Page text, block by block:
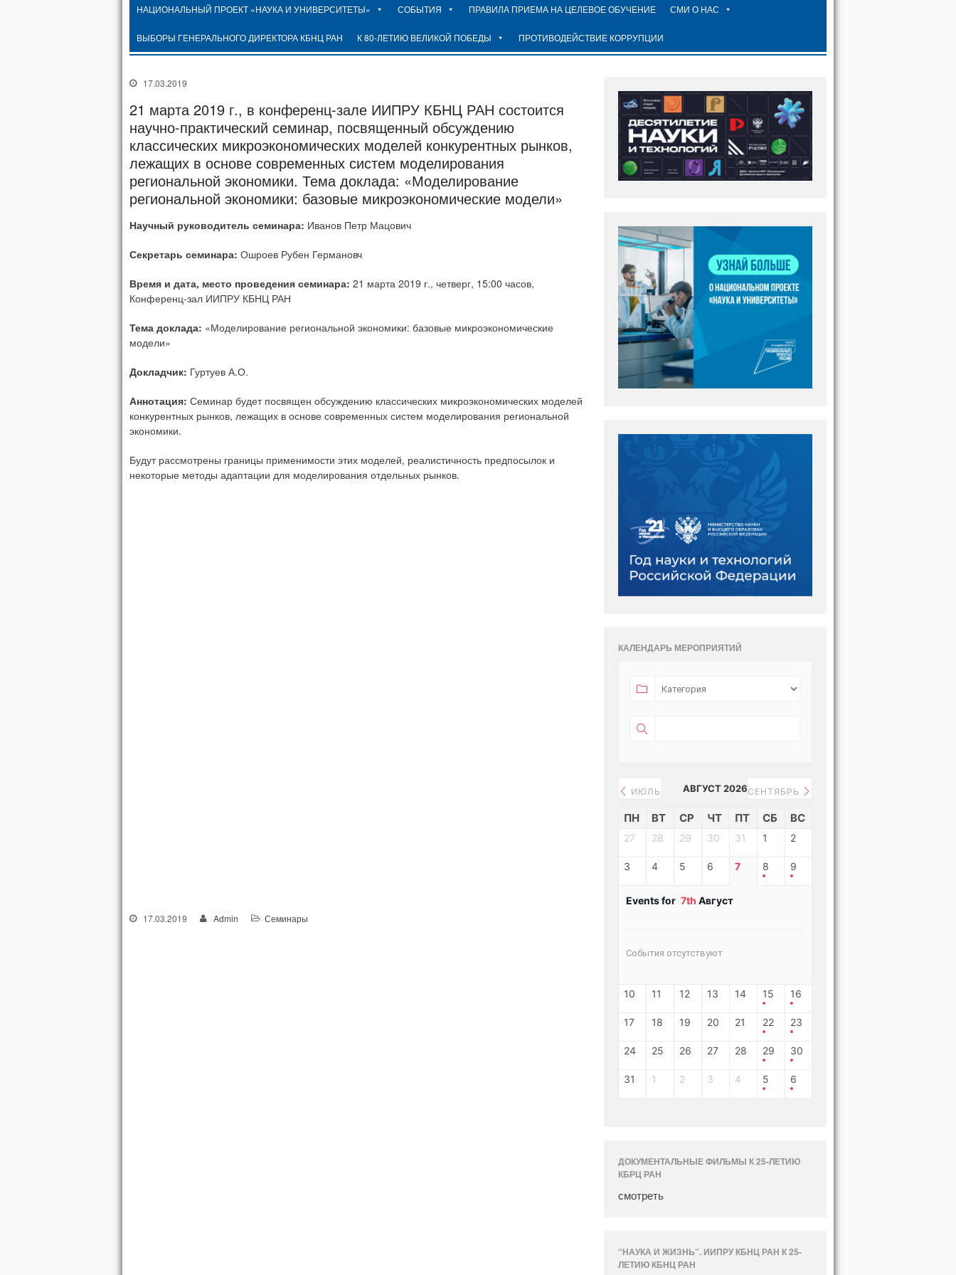
НАЦИОНАЛЬНЫЙ ПРОЕКТ «НАУКА И УНИВЕРСИТЕТЫ» СОБЫТИЯ ПРАВИЛА ПРИЕМА НА ЦЕЛЕВОЕ ОБУЧЕНИЕ СМИ О НАС
ВЫБОРЫ ГЕНЕРАЛЬНОГО ДИРЕКТОРА КБНЦ РАН К 80-ЛЕТИЮ ВЕЛИКОЙ ПОБЕДЫ ПРОТИВОДЕЙСТВИЕ КОРРУПЦИИ
17.03.2019
21 марта 2019 г., в конференц-зале ИИПРУ КБНЦ РАН состоится
научно-практический семинар, посвященный обсуждению
классических микроэкономических моделей конкурентных рынков,
лежащих в основе современных систем моделирования
региональной экономики. Тема доклада: «Моделирование
региональной экономики: базовые микроэкономические модели»
Научный руководитель семинара: Иванов Петр Мацович
Секретарь семинара: Ошроев Рубен Германовч
Время и дата, место проведения семинара: 21 марта 2019 г., четверг, 15:00 часов,
Конференц-зал ИИПРУ КБНЦ РАН
Тема доклада: «Моделирование региональной экономики: базовые микроэкономические
модели»
Докладчик: Гуртуев А.О.
Аннотация: Семинар будет посвящен обсуждению классических микроэкономических моделей
конкурентных рынков, лежащих в основе современных систем моделирования региональной
экономики.
Будут рассмотрены границы применимости этих моделей, реалистичность предпосылок и
некоторые методы адаптации для моделирования отдельных рынков.
17.03.2019 Admin Семинары
КАЛЕНДАРЬ МЕРОПРИЯТИЙ
ИЮЛЬ АВГУСТ 2026СЕНТЯБРЬ
ПН ВТ СР ЧТ ПТ СБ ВС
27 28 29 30 31 1 2
3 4 5 6 7 8 9
Events for 7th Август
События отсутствуют
10 11 12 13 14 15 16
17 18 19 20 21 22 23
24 25 26 27 28 29 30
31 1 2 3 4 5 6
ДОКУМЕНТАЛЬНЫЕ ФИЛЬМЫ К 25-ЛЕТИЮ
КБРЦ РАН
смотреть
“НАУКА И ЖИЗНЬ”. ИИПРУ КБНЦ РАН К 25-
ЛЕТИЮ КБНЦ РАН